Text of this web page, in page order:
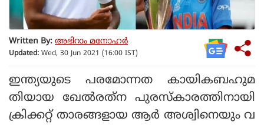
Written By: അഭിറാം മനോഹർ
Updated: Wed, 30 Jun 2021 (16:00 IST)
ഇന്ത്യയുടെ പരമോന്നത കായികബഹുമ
തിയായ ഖേൽരത്‌ന പുരസ്‌കാരത്തിനായി
ക്രിക്കറ്റ് താരങ്ങളായ ആർ അശ്വിനെയും വ